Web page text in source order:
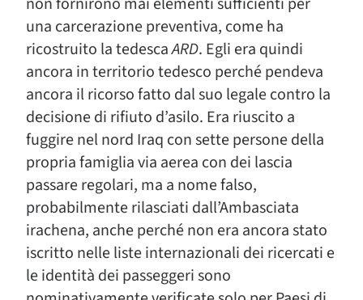
una carcerazione preventiva, come ha
ricostruito la tedescaARD. Egli era quindi
ancora in territorio tedesco perché pendeva
ancora il ricorso fatto dal suo legale contro la
decisione di rifiuto d’asilo. Era riuscito a
fuggire nel nord Iraq con sette persone della
propria famiglia via aerea con dei lascia
passare regolari, ma a nome falso,
probabilmente rilasciati dall’Ambasciata
irachena, anche perché non era ancora stato
iscritto nelle liste internazionali dei ricercati e
le identità dei passeggeri sono